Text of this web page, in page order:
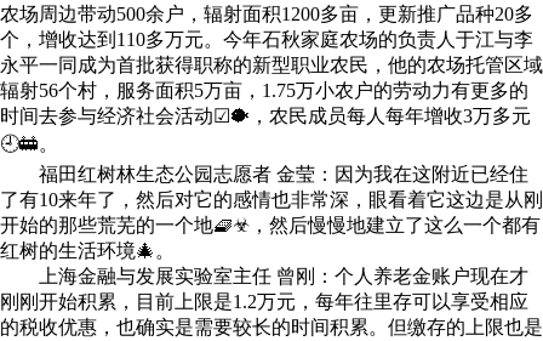
农场周边带动500余户，辐射面积1200多亩，更新推广品种20多
个，增收达到110多万元。今年石秋家庭农场的负责人于江与李
永平一同成为首批获得职称的新型职业农民，他的农场托管区域
辐射56个村，服务面积5万亩，1.75万小农户的劳动力有更多的
时间去参与经济社会活动☑🐡，农民成员每人每年增收3万多元
🕘🚋。
福田红树林生态公园志愿者 金莹：因为我在这附近已经住
了有10来年了，然后对它的感情也非常深，眼看着它这边是从刚
开始的那些荒芜的一个地🧇☣，然后慢慢地建立了这么一个都有
红树的生活环境🎄。
上海金融与发展实验室主任 曾刚：个人养老金账户现在才
刚刚开始积累，目前上限是1.2万元，每年往里存可以享受相应
的税收优惠，也确实是需要较长的时间积累。但缴存的上限也是